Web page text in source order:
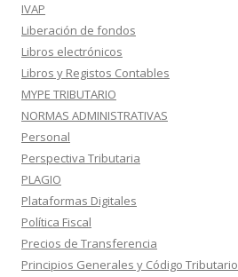
IVAP
Liberación de fondos
Libros electrónicos
Libros y Registos Contables
MYPE TRIBUTARIO
NORMAS ADMINISTRATIVAS
Personal
Perspectiva Tributaria
PLAGIO
Plataformas Digitales
Política Fiscal
Precios de Transferencia
Principios Generales y Código Tributario